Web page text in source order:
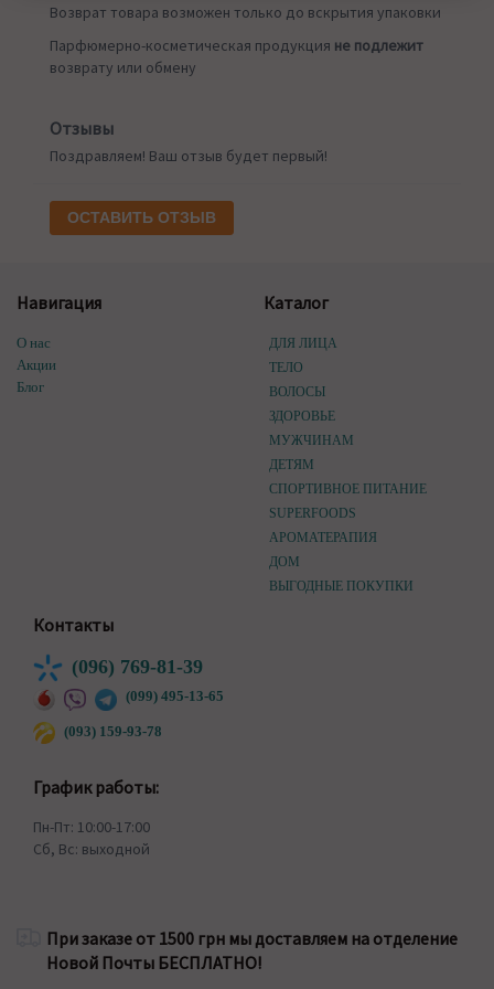
Возврат товара возможен только до вскрытия упаковки
Парфюмерно-косметическая продукция не подлежит
возврату или обмену
Отзывы
Поздравляем! Ваш отзыв будет первый!
ОСТАВИТЬ ОТЗЫВ
Навигация
О нас
Акции
Блог
Каталог
ДЛЯ ЛИЦА
ТЕЛО
ВОЛОСЫ
ЗДОРОВЬЕ
МУЖЧИНАМ
ДЕТЯМ
СПОРТИВНОЕ ПИТАНИЕ
SUPERFOODS
АРОМАТЕРАПИЯ
ДОМ
ВЫГОДНЫЕ ПОКУПКИ
Контакты
(096) 769-81-39
(099) 495-13-65
(093) 159-93-78
График работы:
Пн-Пт: 10:00-17:00
Сб, Вс: выходной
При заказе от 1500 грн мы доставляем на отделение
Новой Почты БЕСПЛАТНО!